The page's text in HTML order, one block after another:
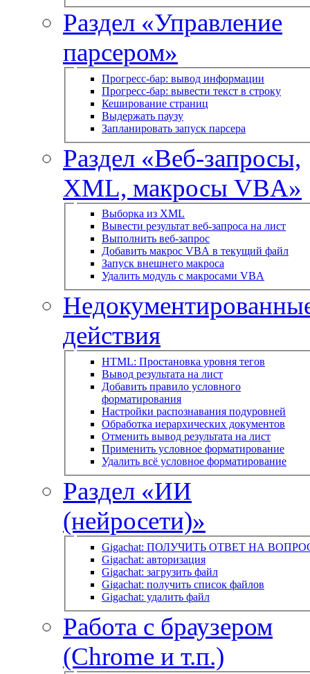
Раздел «Управление
парсером»
Прогресс-бар: вывод информации
Прогресс-бар: вывести текст в строку
Кеширование страниц
Выдержать паузу
Запланировать запуск парсера
Раздел «Веб-запросы,
XML, макросы VBA»
Выборка из XML
Вывести результат веб-запроса на лист
Выполнить веб-запрос
Добавить макрос VBA в текущий файл
Запуск внешнего макроса
Удалить модуль с макросами VBA
действия
HTML: Простановка уровня тегов
Вывод результата на лист
Добавить правило условного
форматирования
Настройки распознавания подуровней
Обработка иерархических документов
Отменить вывод результата на лист
Применить условное форматирование
Удалить всё условное форматирование
Раздел «ИИ
(нейросети)»
Gigachat: ПОЛУЧИТЬ ОТВЕТ НА
Gigachat: авторизация
Gigachat: загрузить файл
Gigachat: получить список файлов
Gigachat: удалить файл
Работа с браузером
(Chrome и т.п.)